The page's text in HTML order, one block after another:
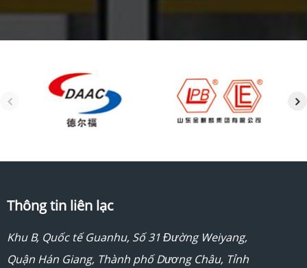
Thông tin liên lạc
Khu B, Quốc tế Guanhu, Số 31 Đường Weiyang,
Quận Hán Giang, Thành phố Dương Châu, Tỉnh